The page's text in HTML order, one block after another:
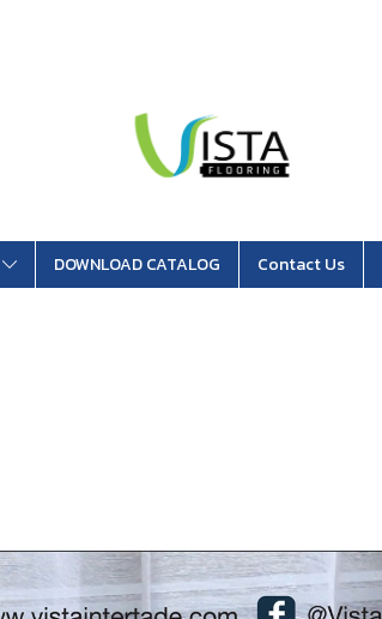
DOWNLOAD CATALOG Contact Us